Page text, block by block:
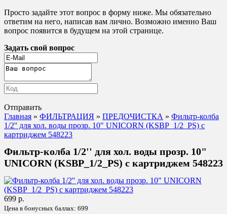
Просто задайте этот вопрос в форму ниже. Мы обязательно
ответим на него, написав вам лично. Возможно именно Ваш
вопрос появится в будущем на этой странице.
Задать свой вопрос
Отправить
Главная » ФИЛЬТРАЦИЯ » ПРЕДОЧИСТКА » Фильтр-колба
1/2'' для хол. воды прозр. 10" UNICORN (KSBP_1/2_PS) c
картриджем 548223
Фильтр-колба 1/2'' для хол. воды прозр. 10"
UNICORN (KSBP_1/2_PS) c картриджем 548223
699 р.
Цена в бонусных баллах: 699